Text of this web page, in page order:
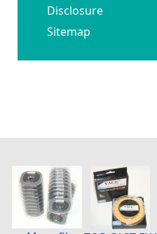
Disclosure
Sitemap